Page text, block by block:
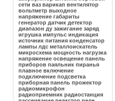
сети ваз варикап вентилятор
вольтметр выходное
напряжение габариты
генератор датчик детектор
диапазон ду зажигание заряд
игрушка импульс индикация
источник питания конденсатор
лампы лдс металлоискатель
микросхема мощность нагрузка
напряжение освещение панель
приборов паяльник пиранья
плавное включение
подключение подсветка
приборная панель прожектор
радиомикрофон
радиоприемник радиостанция